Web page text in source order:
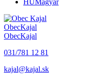
HUMagyar
ObecKajal
ObecKajal
031/781 12 81
kajal@kajal.sk